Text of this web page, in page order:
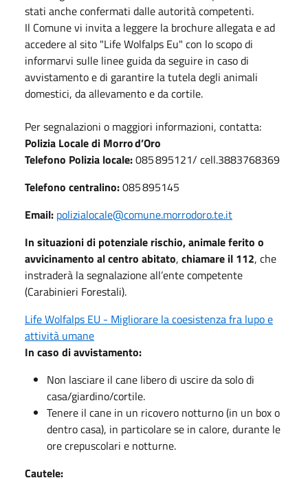
stati anche confermati dalle autorità competenti.
Il Comune vi invita a leggere la brochure allegata e ad
accedere al sito "Life Wolfalps Eu" con lo scopo di
informarvi sulle linee guida da seguire in caso di
avvistamento e di garantire la tutela degli animali
domestici, da allevamento e da cortile.
Per segnalazioni o maggiori informazioni, contatta:
Polizia Locale di Morro d’Oro
Telefono Polizia locale:085 895121/ cell.3883768369
Telefono centralino:085 895145
Email: polizialocale@comune.morrodoro.te.it
In situazioni di potenziale rischio, animale ferito o
avvicinamento al centro abitato, chiamare il 112, che
instraderà la segnalazione all’ente competente
(Carabinieri Forestali).
Life Wolfalps EU - Migliorare la coesistenza fra lupo e
attività umane
In caso di avvistamento:
Non lasciare il cane libero di uscire da solo di
casa/giardino/cortile.
Tenere il cane in un ricovero notturno (in un box o
dentro casa), in particolare se in calore, durante le
ore crepuscolari e notturne.
Cautele: